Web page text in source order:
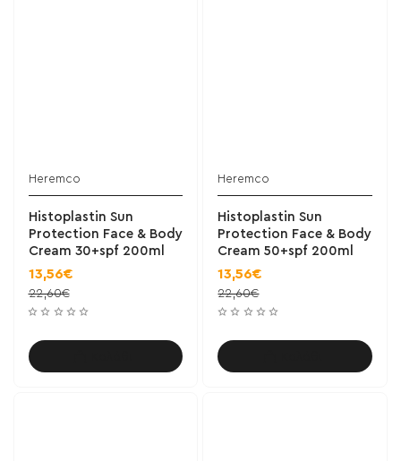
Heremco
Histoplastin Sun
Protection Face & Body
Cream 30+spf 200ml
13,56€
22,60€
Heremco
Histoplastin Sun
Protection Face & Body
Cream 50+spf 200ml
13,56€
22,60€